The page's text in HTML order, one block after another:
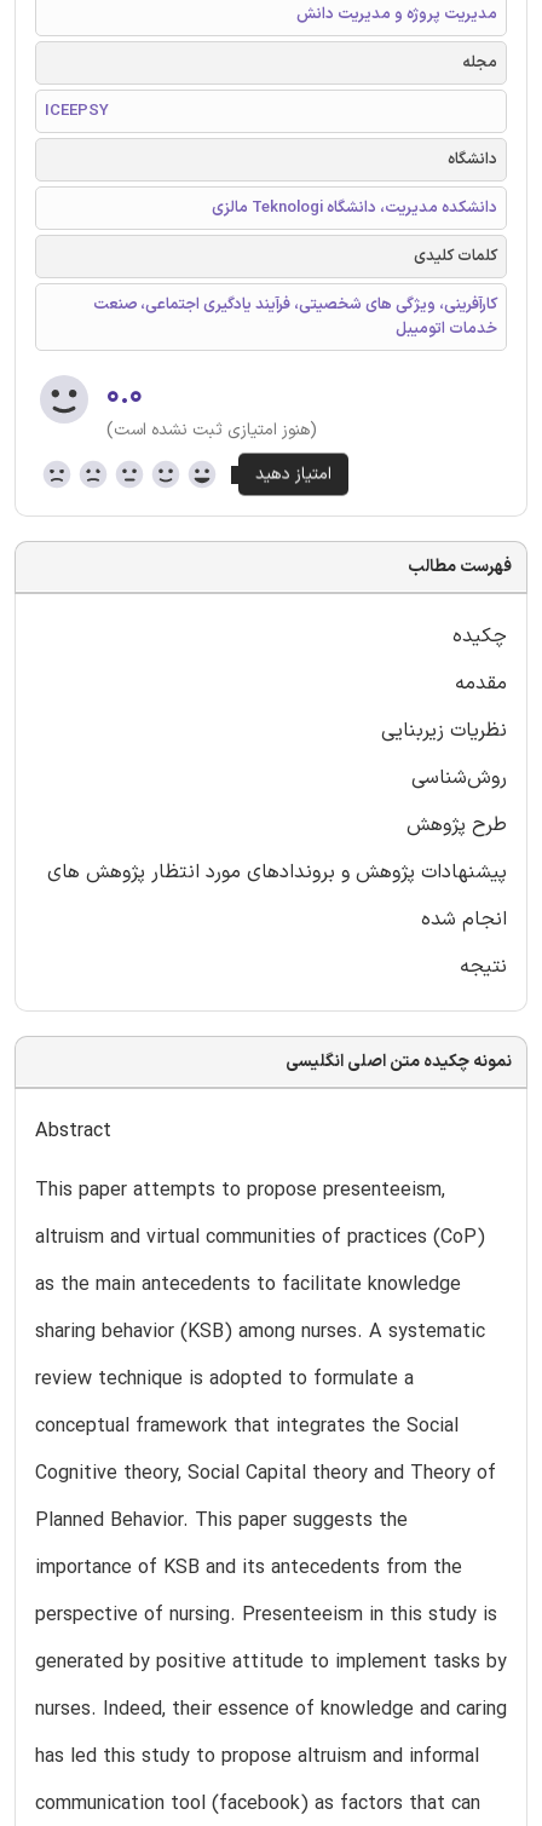
مدیریت پروژه و مدیریت دانش
مجله
ICEEPSY
دانشگاه
دانشکده مدیریت، دانشگاه Teknologi مالزی
کلمات کلیدی
کارآفرینی، ویژگی های شخصیتی، فرآیند یادگیری اجتماعی، صنعت
خدمات اتومیبل
۰.۰
(هنوز امتیازی ثبت نشده است)
فهرست مطالب
چکیده
مقدمه
نظریات زیربنایی
روش‌شناسی
طرح پژوهش
پیشنهادات پژوهش و بروندادهای مورد انتظار پژوهش های
انجام شده
نتیجه
نمونه چکیده متن اصلی انگلیسی
Abstract
This paper attempts to propose presenteeism,
altruism and virtual communities of practices (CoP)
as the main antecedents to facilitate knowledge
sharing behavior (KSB) among nurses. A systematic
review technique is adopted to formulate a
conceptual framework that integrates the Social
Cognitive theory, Social Capital theory and Theory of
Planned Behavior. This paper suggests the
importance of KSB and its antecedents from the
perspective of nursing. Presenteeism in this study is
generated by positive attitude to implement tasks by
nurses. Indeed, their essence of knowledge and caring
has led this study to propose altruism and informal
communication tool (facebook) as factors that can